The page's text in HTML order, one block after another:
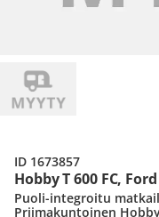
Hobby T 600 FC, Ford
Puoli-integroitu
Priimakuntoinen
ID 1673857